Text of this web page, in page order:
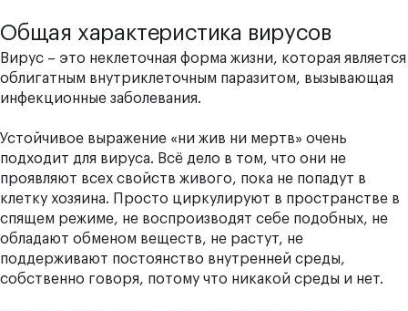
Общая характеристика вирусов
Вирус – это неклеточная форма жизни, которая является
облигатным внутриклеточным паразитом, вызывающая
инфекционные заболевания.
Устойчивое выражение «ни жив ни мертв» очень
подходит для вируса. Всё дело в том, что они не
проявляют всех свойств живого, пока не попадут в
клетку хозяина. Просто циркулируют в пространстве в
спящем режиме, не воспроизводят себе подобных, не
обладают обменом веществ, не растут, не
поддерживают постоянство внутренней среды,
собственно говоря, потому что никакой среды и нет.